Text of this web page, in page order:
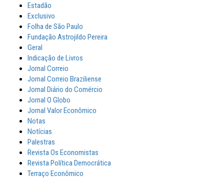
Estadão
Exclusivo
Folha de São Paulo
Fundação Astrojildo Pereira
Geral
Indicação de Livros
Jornal Correio
Jornal Correio Braziliense
Jornal Diário do Comércio
Jornal O Globo
Jornal Valor Econômico
Notas
Notícias
Palestras
Revista Os Economistas
Revista Política Democrática
Terraço Econômico